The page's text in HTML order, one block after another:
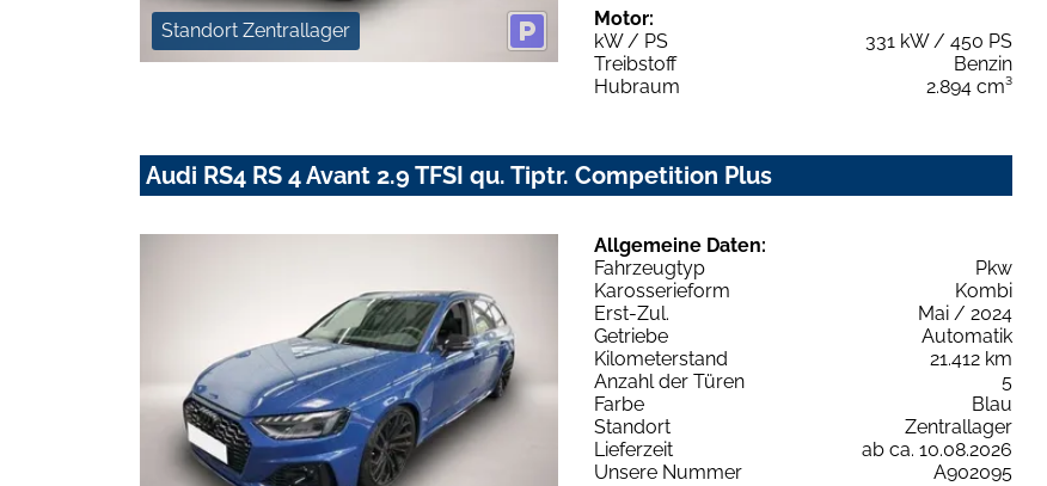
Standort Zentrallager
Motor:
kW / PS
331 kW / 450 PS
Treibstoff
Benzin
Hubraum
2.894 cm³
Audi RS4 RS 4 Avant 2.9 TFSI qu. Tiptr. Competition Plus
Allgemeine Daten:
Fahrzeugtyp
Pkw
Karosserieform
Kombi
Erst-Zul.
Mai / 2024
Getriebe
Automatik
Kilometerstand
21.412 km
Anzahl der Türen
5
Farbe
Blau
Standort
Zentrallager
Lieferzeit
ab ca. 10.08.2026
Unsere Nummer
A902095